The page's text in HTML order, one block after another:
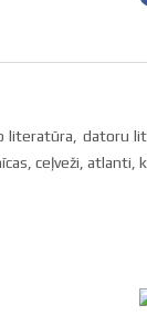
literatūra, datoru
ceļveži,